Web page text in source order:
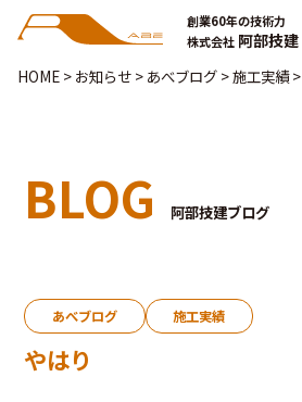
創業60年の技術力
株式会社 阿部技建
HOME> お知らせ> あべブログ>施工実績>
BLOG 阿部技建ブログ
あべブログ 施工実績
やはり